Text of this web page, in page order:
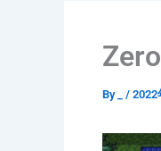
By / 2022